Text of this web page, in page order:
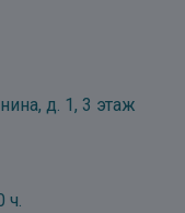
д. 1, 3 этаж
ч.